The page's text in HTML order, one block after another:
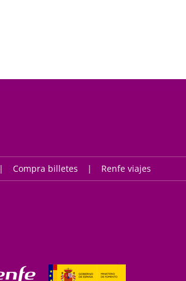
Compra billetes Renfe viajes